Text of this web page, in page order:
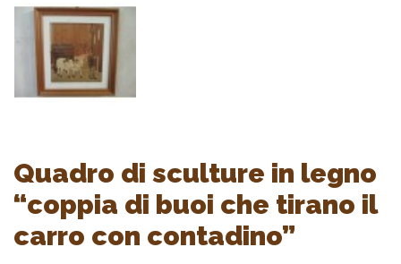
Quadro di sculture in legno
“coppia di buoi che tirano il
carro con contadino”